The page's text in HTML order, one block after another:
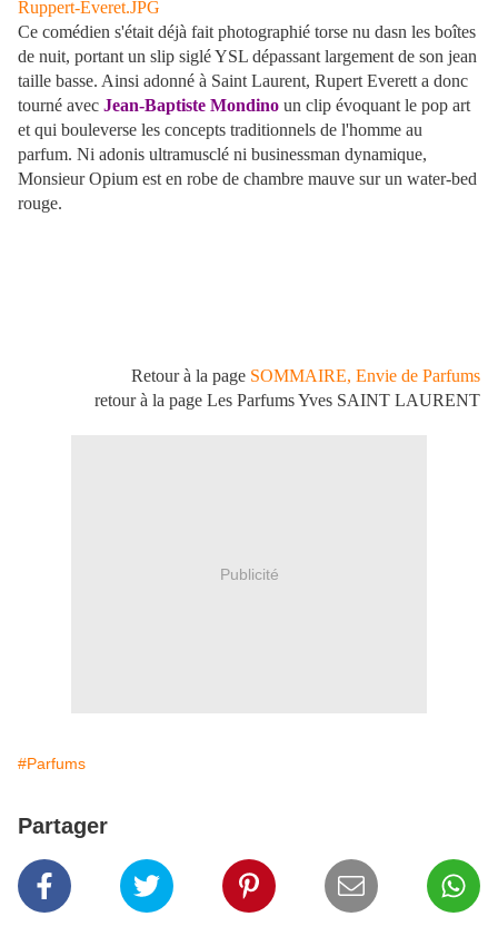
Ce comédien s'était déjà fait photographié torse nu dasn les boîtes
de nuit, portant un slip siglé YSL dépassant largement de son jean
taille basse. Ainsi adonné à Saint Laurent, Rupert Everett a donc
tourné avec Jean-Baptiste Mondino un clip évoquant le pop art
et qui bouleverse les concepts traditionnels de l'homme au
parfum. Ni adonis ultramusclé ni businessman dynamique,
Monsieur Opium est en robe de chambre mauve sur un water-bed
rouge.
Retour à la page SOMMAIRE, Envie de Parfums
retour à la page Les Parfums Yves SAINT LAURENT
Publicité
#Parfums
Partager